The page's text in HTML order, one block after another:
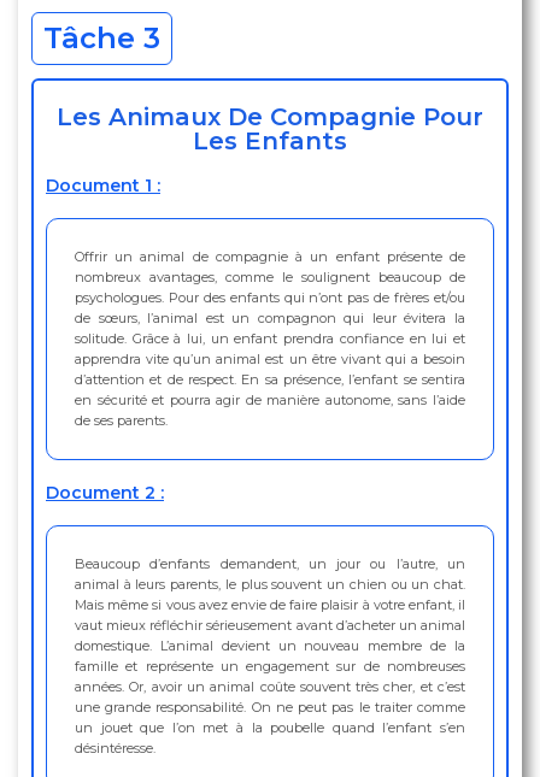
Tâche 3
Les Animaux De Compagnie Pour
Les Enfants
Document 1 :
Offrir un animal de compagnie à un enfant présente de
nombreux avantages, comme le soulignent beaucoup de
psychologues. Pour des enfants qui n’ont pas de frères et/ou
de sœurs, l’animal est un compagnon qui leur évitera la
solitude. Grâce à lui, un enfant prendra confiance en lui et
apprendra vite qu’un animal est un être vivant qui a besoin
d’attention et de respect. En sa présence, l’enfant se sentira
en sécurité et pourra agir de manière autonome, sans l’aide
de ses parents.
Document 2 :
Beaucoup d’enfants demandent, un jour ou l’autre, un
animal à leurs parents, le plus souvent un chien ou un chat.
Mais même si vous avez envie de faire plaisir à votre enfant, il
vaut mieux réfléchir sérieusement avant d’acheter un animal
domestique. L’animal devient un nouveau membre de la
famille et représente un engagement sur de nombreuses
années. Or, avoir un animal coûte souvent très cher, et c’est
une grande responsabilité. On ne peut pas le traiter comme
un jouet que l’on met à la poubelle quand l’enfant s’en
désintéresse.